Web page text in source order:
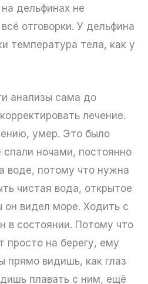
дельфинах не
отговорки. У дельфина
температура тела, как у
анализы сама до
лечение.
умер. Это было
ночами, постоянно
воде, потому что нужна
чистая вода, открытое
он видел море. Ходить с
в состоянии. Потому что
просто на берегу, ему
прямо видишь, как глаз
плавать с ним, ещё